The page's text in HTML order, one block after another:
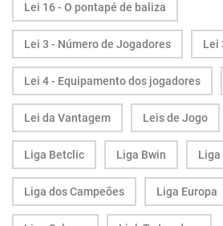
Lei 16 - O pontapé de baliza
Lei 3 - Número de Jogadores Lei
Lei 4 - Equipamento dos jogadores
Lei da Vantagem Leis de Jogo
Liga Betclic Liga Bwin Liga
Liga dos Campeões Liga Europa